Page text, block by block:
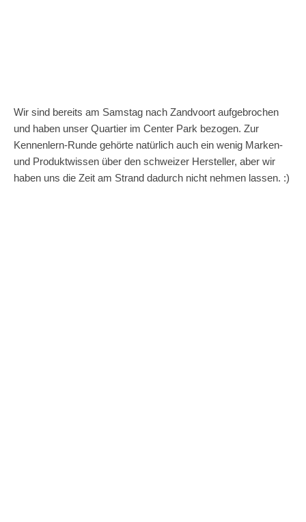
Wir sind bereits am Samstag nach Zandvoort aufgebrochen
und haben unser Quartier im Center Park bezogen. Zur
Kennenlern-Runde gehörte natürlich auch ein wenig Marken-
und Produktwissen über den schweizer Hersteller, aber wir
haben uns die Zeit am Strand dadurch nicht nehmen lassen. :)